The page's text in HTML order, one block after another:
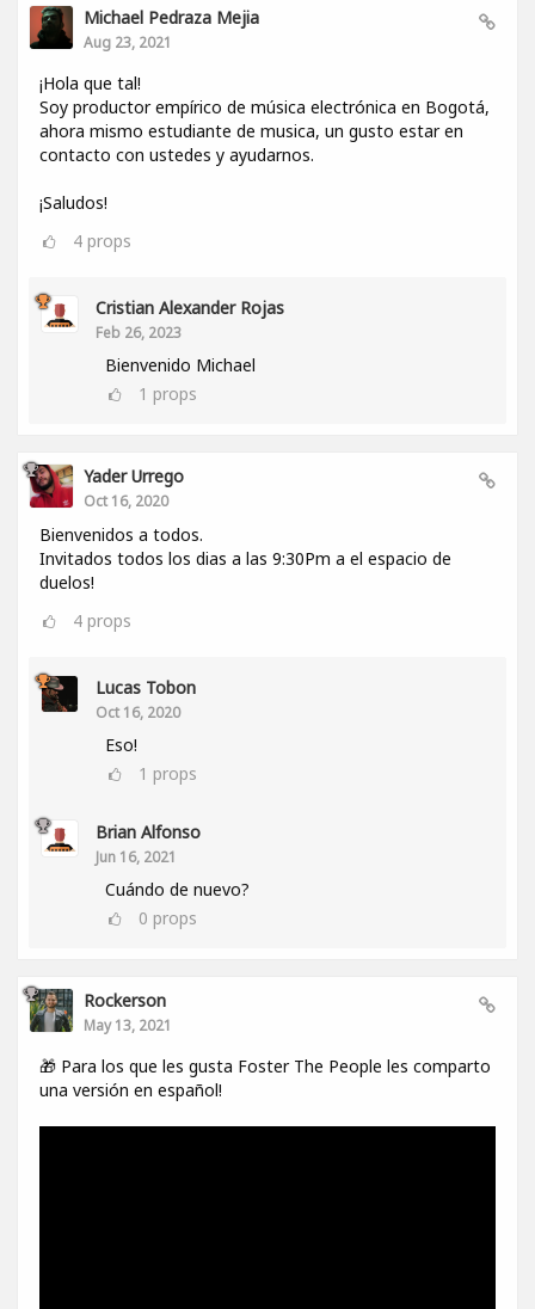
Michael Pedraza Mejia
Aug 23, 2021
¡Hola que tal!
Soy productor empírico de música electrónica en Bogotá,
ahora mismo estudiante de musica, un gusto estar en
contacto con ustedes y ayudarnos.
¡Saludos!
4 props
Cristian Alexander Rojas
Feb 26, 2023
Bienvenido Michael
1 props
Yader Urrego
Oct 16, 2020
Bienvenidos a todos.
Invitados todos los dias a las 9:30Pm a el espacio de
duelos!
4 props
Lucas Tobon
Oct 16, 2020
Eso!
1 props
Brian Alfonso
Jun 16, 2021
Cuándo de nuevo?
0 props
Rockerson
May 13, 2021
🎁 Para los que les gusta Foster The People les comparto
una versión en español!